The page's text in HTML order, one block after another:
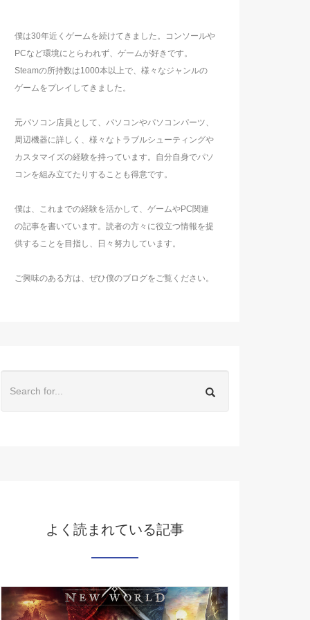
僕は30年近くゲームを続けてきました。コンソールや
PCなど環境にとらわれず、ゲームが好きです。
Steamの所持数は1000本以上で、様々なジャンルの
ゲームをプレイしてきました。
元パソコン店員として、パソコンやパソコンパーツ、
周辺機器に詳しく、様々なトラブルシューティングや
カスタマイズの経験を持っています。自分自身でパソ
コンを組み立てたりすることも得意です。
僕は、これまでの経験を活かして、ゲームやPC関連
の記事を書いています。読者の方々に役立つ情報を提
供することを目指し、日々努力しています。
ご興味のある方は、ぜひ僕のブログをご覧ください。
よく読まれている記事